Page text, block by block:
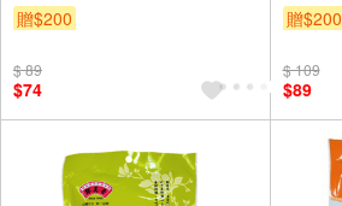
贈$200
$ 89
$74
贈$200
$ 109
$89